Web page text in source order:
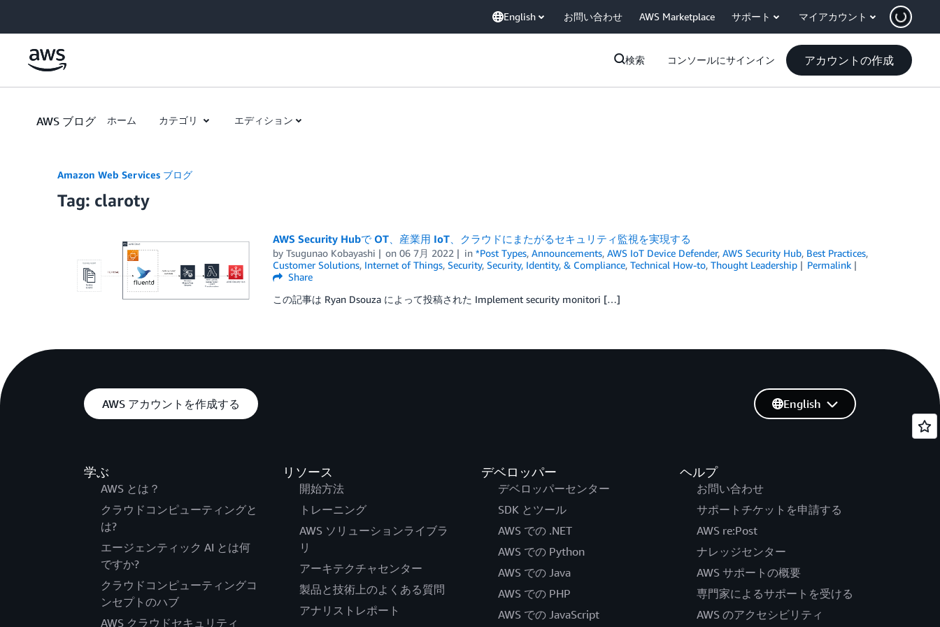
English お問い合わせ AWS Marketplace サポート マイアカウント
検索 コンソールにサインイン アカウントの作成
AWS ブログ ホーム カテゴリ エディション
Amazon Web Services ブログ
Tag: claroty
AWS Security Hubで OT、産業用 IoT、クラウドにまたがるセキュリティ監視を実現する
by Tsugunao Kobayashi on06 7月 2022 in*Post Types,Announcements,AWS IoT Device Defender,AWS Security Hub, Best Practices,
Customer Solutions, Internet of Things, Security, Security, Identity, & Compliance, Technical How-to, Thought Leadership
Permalink
Share
この記事は Ryan Dsouza によって投稿された Implement security monitori […]
AWS アカウントを作成する
学ぶ
AWS とは？
クラウドコンピューティングと
は?
エージェンティック AI とは何
ですか?
クラウドコンピューティングコ
ンセプトのハブ
AWS クラウドセキュリティ
リソース
開始方法
トレーニング
AWS ソリューションライブラ
リ
アーキテクチャセンター
製品と技術上のよくある質問
アナリストレポート
デベロッパー
デベロッパーセンター
SDK とツール
AWS での .NET
AWS での Python
AWS での Java
AWS での PHP
AWS での JavaScript
ヘルプ
お問い合わせ
サポートチケットを申請する
AWS re:Post
ナレッジセンター
AWS サポートの概要
専門家によるサポートを受ける
AWS のアクセシビリティ
English